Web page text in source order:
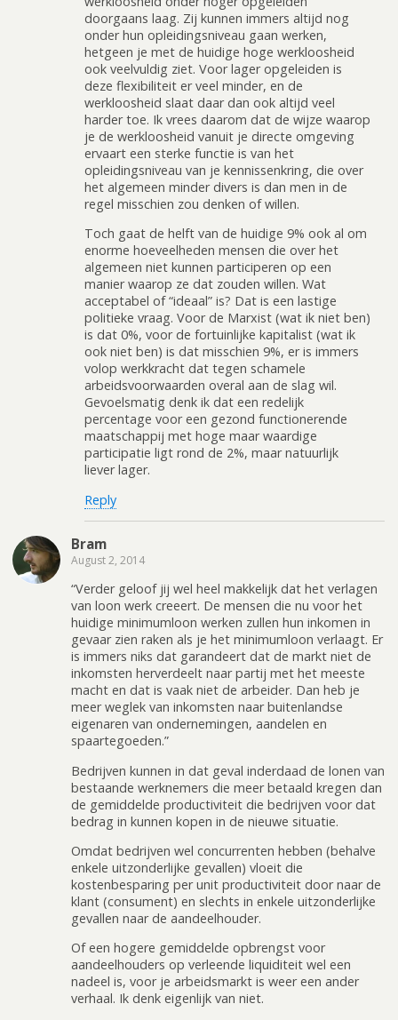
doorgaans laag. Zij kunnen immers altijd nog
onder hun opleidingsniveau gaan werken,
hetgeen je met de huidige hoge werkloosheid
ook veelvuldig ziet. Voor lager opgeleiden is
deze flexibiliteit er veel minder, en de
werkloosheid slaat daar dan ook altijd veel
harder toe. Ik vrees daarom dat de wijze waarop
je de werkloosheid vanuit je directe omgeving
ervaart een sterke functie is van het
opleidingsniveau van je kennissenkring, die over
het algemeen minder divers is dan men in de
regel misschien zou denken of willen.
Toch gaat de helft van de huidige 9% ook al om
enorme hoeveelheden mensen die over het
algemeen niet kunnen participeren op een
manier waarop ze dat zouden willen. Wat
acceptabel of “ideaal” is? Dat is een lastige
politieke vraag. Voor de Marxist (wat ik niet ben)
is dat 0%, voor de fortuinlijke kapitalist (wat ik
ook niet ben) is dat misschien 9%, er is immers
volop werkkracht dat tegen schamele
arbeidsvoorwaarden overal aan de slag wil.
Gevoelsmatig denk ik dat een redelijk
percentage voor een gezond functionerende
maatschappij met hoge maar waardige
participatie ligt rond de 2%, maar natuurlijk
liever lager.
Reply
Bram
August 2, 2014
“Verder geloof jij wel heel makkelijk dat het verlagen
van loon werk creeert. De mensen die nu voor het
huidige minimumloon werken zullen hun inkomen in
gevaar zien raken als je het minimumloon verlaagt. Er
is immers niks dat garandeert dat de markt niet de
inkomsten herverdeelt naar partij met het meeste
macht en dat is vaak niet de arbeider. Dan heb je
meer weglek van inkomsten naar buitenlandse
eigenaren van ondernemingen, aandelen en
spaartegoeden.”
Bedrijven kunnen in dat geval inderdaad de lonen van
bestaande werknemers die meer betaald kregen dan
de gemiddelde productiviteit die bedrijven voor dat
bedrag in kunnen kopen in de nieuwe situatie.
Omdat bedrijven wel concurrenten hebben (behalve
enkele uitzonderlijke gevallen) vloeit die
kostenbesparing per unit productiviteit door naar de
klant (consument) en slechts in enkele uitzonderlijke
gevallen naar de aandeelhouder.
Of een hogere gemiddelde opbrengst voor
aandeelhouders op verleende liquiditeit wel een
nadeel is, voor je arbeidsmarkt is weer een ander
verhaal. Ik denk eigenlijk van niet.